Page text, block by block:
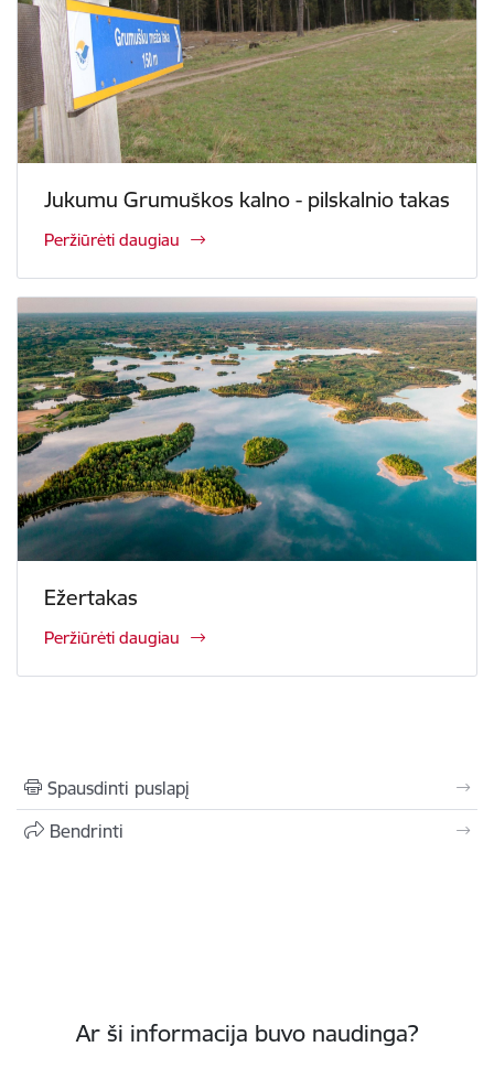
Jukumu Grumuškos kalno - pilskalnio takas
Peržiūrėti daugiau
Ežertakas
Peržiūrėti daugiau
Spausdinti puslapį
Bendrinti
Ar ši informacija buvo naudinga?